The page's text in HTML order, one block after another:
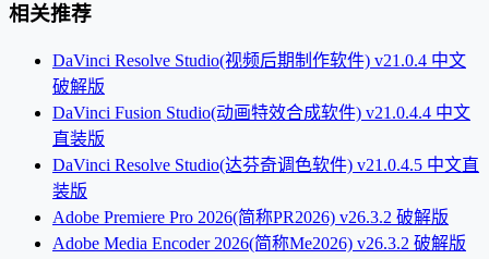
相关推荐
DaVinci Resolve Studio(视频后期制作软件) v21.0.4 中文
破解版
DaVinci Fusion Studio(动画特效合成软件) v21.0.4.4 中文
直装版
DaVinci Resolve Studio(达芬奇调色软件) v21.0.4.5 中文直
装版
Adobe Premiere Pro 2026(简称PR2026) v26.3.2 破解版
Adobe Media Encoder 2026(简称Me2026) v26.3.2 破解版